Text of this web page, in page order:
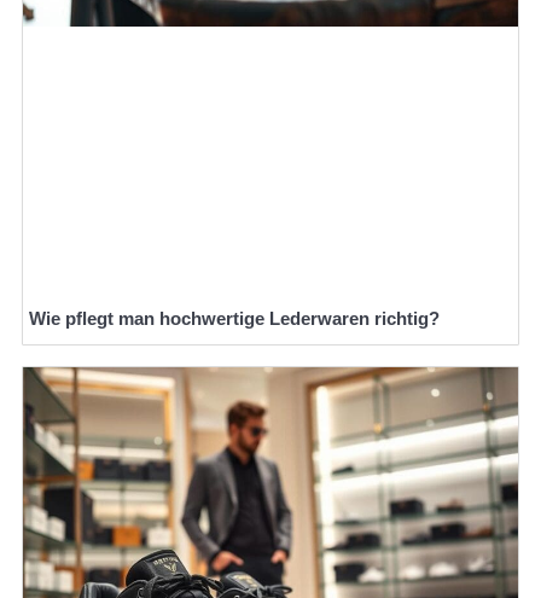
Wie pflegt man hochwertige Lederwaren richtig?